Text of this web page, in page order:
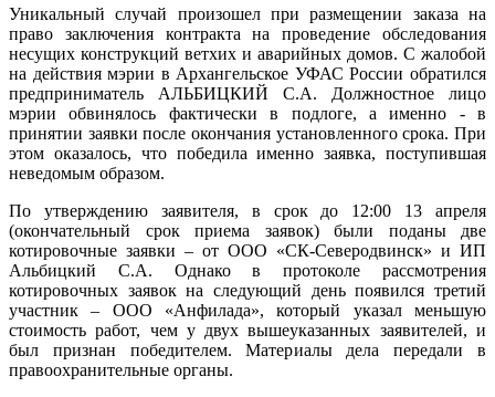
Уникальный случай произошел при размещении заказа на
право заключения контракта на проведение обследования
несущих конструкций ветхих и аварийных домов. С жалобой
на действия мэрии в Архангельское УФАС России обратился
предприниматель АЛЬБИЦКИЙ С.А. Должностное лицо
мэрии обвинялось фактически в подлоге, а именно - в
принятии заявки после окончания установленного срока. При
этом оказалось, что победила именно заявка, поступившая
неведомым образом.
По утверждению заявителя, в срок до 12:00 13 апреля
(окончательный срок приема заявок) были поданы две
котировочные заявки – от ООО «СК-Северодвинск» и ИП
Альбицкий С.А. Однако в протоколе рассмотрения
котировочных заявок на следующий день появился третий
участник – ООО «Анфилада», который указал меньшую
стоимость работ, чем у двух вышеуказанных заявителей, и
был признан победителем. Материалы дела передали в
правоохранительные органы.